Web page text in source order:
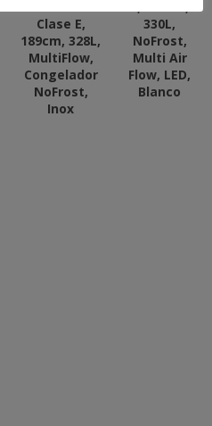
Clase E,
189cm, 328L,
MultiFlow,
Congelador
NoFrost,
Inox
330L,
NoFrost,
Multi Air
Flow, LED,
Blanco